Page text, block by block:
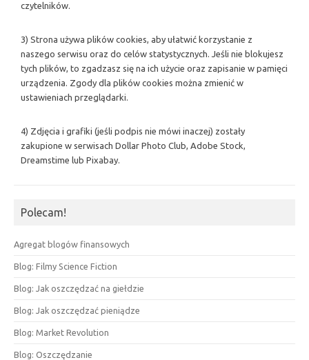
czytelników.
3) Strona używa plików cookies, aby ułatwić korzystanie z
naszego serwisu oraz do celów statystycznych. Jeśli nie blokujesz
tych plików, to zgadzasz się na ich użycie oraz zapisanie w pamięci
urządzenia. Zgody dla plików cookies można zmienić w
ustawieniach przeglądarki.
4) Zdjęcia i grafiki (jeśli podpis nie mówi inaczej) zostały
zakupione w serwisach Dollar Photo Club, Adobe Stock,
Dreamstime lub Pixabay.
Polecam!
Agregat blogów finansowych
Blog: Filmy Science Fiction
Blog: Jak oszczędzać na giełdzie
Blog: Jak oszczędzać pieniądze
Blog: Market Revolution
Blog: Oszczędzanie